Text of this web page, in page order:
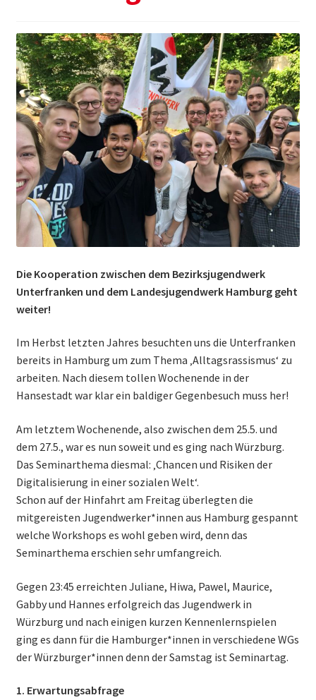
Aktiv werden
Kalender
Die Kooperation zwischen dem Bezirksjugendwerk
Unterfranken und dem Landesjugendwerk Hamburg geht
weiter!
Im Herbst letzten Jahres besuchten uns die Unterfranken
bereits in Hamburg um zum Thema ‚Alltagsrassismus‘ zu
arbeiten. Nach diesem tollen Wochenende in der
Hansestadt war klar ein baldiger Gegenbesuch muss her!
Am letztem Wochenende, also zwischen dem 25.5. und
dem 27.5., war es nun soweit und es ging nach Würzburg.
Das Seminarthema diesmal: ‚Chancen und Risiken der
Digitalisierung in einer sozialen Welt‘.
Schon auf der Hinfahrt am Freitag überlegten die
mitgereisten Jugendwerker*innen aus Hamburg gespannt
welche Workshops es wohl geben wird, denn das
Seminarthema erschien sehr umfangreich.
Gegen 23:45 erreichten Juliane, Hiwa, Pawel, Maurice,
Gabby und Hannes erfolgreich das Jugendwerk in
Würzburg und nach einigen kurzen Kennenlernspielen
ging es dann für die Hamburger*innen in verschiedene WGs
der Würzburger*innen denn der Samstag ist Seminartag.
1. Erwartungsabfrage